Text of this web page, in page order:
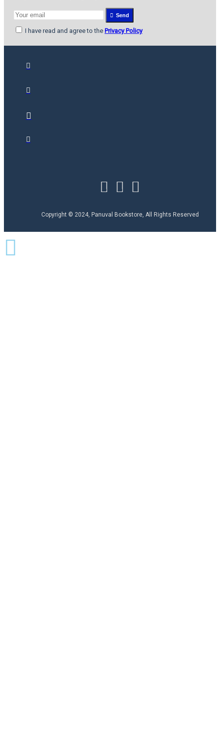
Send
I have read and agree to the Privacy Policy
Copyright © 2024, Panuval Bookstore, All Rights Reserved